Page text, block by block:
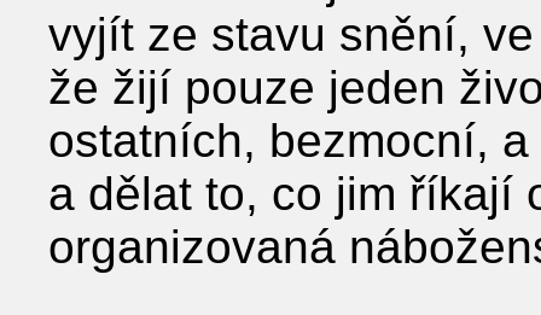
vyjít ze stavu snění,
že žijí pouze jeden
ostatních, bezmocní,
a dělat to, co jim říkají
organizovaná